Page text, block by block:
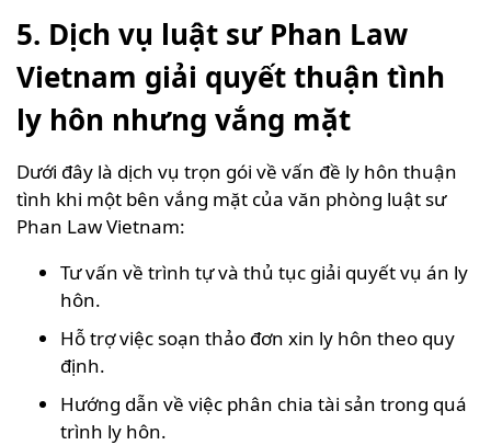
5. Dịch vụ luật sư Phan Law
Vietnam giải quyết thuận tình
ly hôn nhưng vắng mặt
Dưới đây là dịch vụ trọn gói về vấn đề ly hôn thuận
tình khi một bên vắng mặt của văn phòng luật sư
Phan Law Vietnam:
Tư vấn về trình tự và thủ tục giải quyết vụ án ly
hôn.
Hỗ trợ việc soạn thảo đơn xin ly hôn theo quy
định.
Hướng dẫn về việc phân chia tài sản trong quá
trình ly hôn.